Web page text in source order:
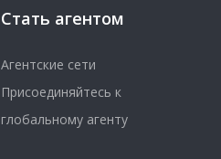
Стать агентом
Агентские сети
Присоединяйтесь к
глобальному агенту